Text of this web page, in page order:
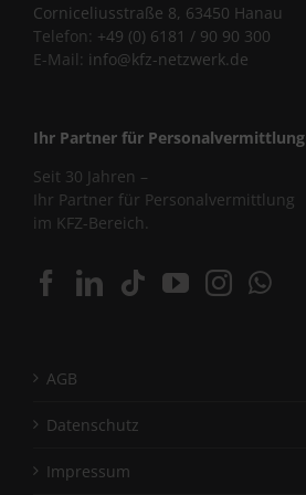
Corniceliusstraße 8, 63450 Hanau
Telefon: +49 (0) 6181 / 90 90 300
E-Mail: info@kfz-netzwerk.de
Ihr Partner für Personalvermittlung
Seit 30 Jahren –
Ihr Partner für Personalvermittlung
im KFZ-Bereich.
AGB
Datenschutz
Impressum